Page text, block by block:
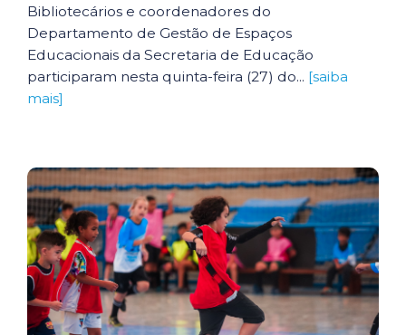
Bibliotecários e coordenadores do
Departamento de Gestão de Espaços
Educacionais da Secretaria de Educação
participaram nesta quinta-feira (27) do... [saiba
mais]